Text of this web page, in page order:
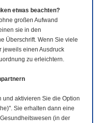
etwas beachten?
großen Aufwand
sie in den
Überschrift. Wenn Sie viele
jeweils einen Ausdruck
zu erleichtern.
und aktivieren Sie die Option
Sie erhalten dann eine
(in der